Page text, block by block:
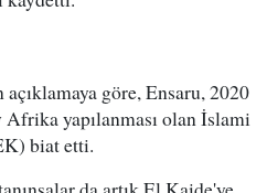
göre, Ensaru, 2020
yapılanması olan İslami
biat etti.